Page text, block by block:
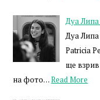
Дуа
Дуа
Patricia
ще
на фото…Read More